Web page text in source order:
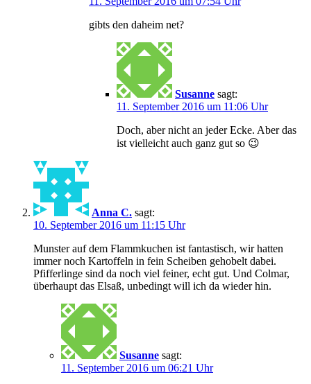
gibts den daheim net?
Susanne sagt:
11. September 2016 um 11:06 Uhr
Doch, aber nicht an jeder Ecke. Aber das
ist vielleicht auch ganz gut so 😉
Anna C. sagt:
10. September 2016 um 11:15 Uhr
Munster auf dem Flammkuchen ist fantastisch, wir hatten
immer noch Kartoffeln in fein Scheiben gehobelt dabei.
Pfifferlinge sind da noch viel feiner, echt gut. Und Colmar,
überhaupt das Elsaß, unbedingt will ich da wieder hin.
Susanne sagt:
11. September 2016 um 06:21 Uhr